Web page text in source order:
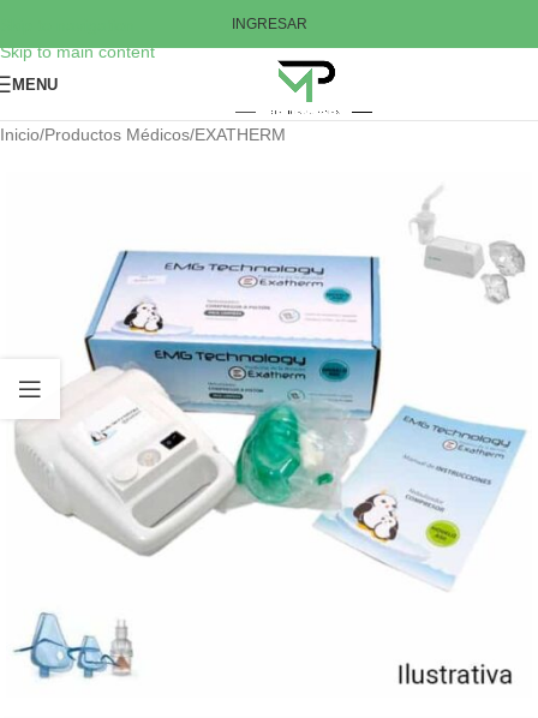
Skip to main content
INGRESAR
MENU
Inicio/Productos Médicos/EXATHERM